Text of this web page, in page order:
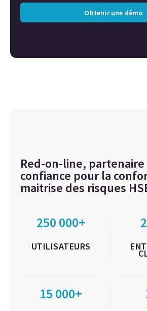
Obtenir une démo
Red-on-line, partenaire
confiance pour la
maitrise des risques
250 000+
UTILISATEURS
15 000+